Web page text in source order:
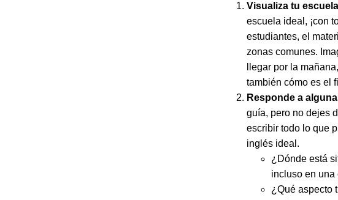
Visualiza tu
escuela ideal, ¡con
estudiantes, el
zonas comunes.
llegar por la
también cómo es el
Responde a
guía, pero no dejes
escribir todo lo que
inglés ideal.
¿Dónde está
incluso en una
¿Qué aspecto